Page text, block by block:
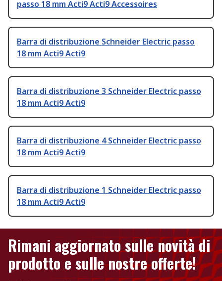
passo 18 mm Acti9 Acti9 Accessoires
Barra di distribuzione Schneider Electric passo
18 mm Acti9 Acti9
Barra di distribuzione 3 Schneider Electric passo
18 mm Acti9 Acti9
Barra di distribuzione 4 Schneider Electric passo
18 mm Acti9 Acti9
Barra di distribuzione 1 Schneider Electric passo
18 mm Acti9 Acti9
Rimani aggiornato sulle novità di
prodotto e sulle nostre offerte!